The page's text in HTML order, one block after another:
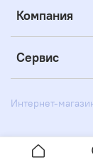
Компания
Сервис
Интернет-